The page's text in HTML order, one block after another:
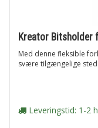
Kreator Bitsholder
Med denne fleksible
svære tilgængelige
Leveringstid: 1-2